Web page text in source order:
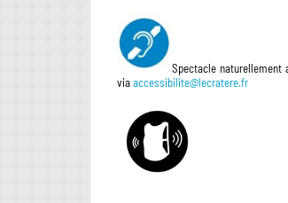
Spectacle naturellement
viaaccessibilite@lecratere.fr